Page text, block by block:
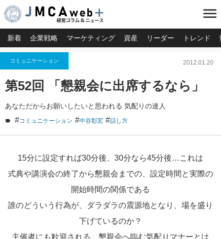
menu
新着 企業戦略 マーケティング 資産 リーダー トレンド
コミュニケーション 2012.01.20
第52回 「懇親会に出席するなら」
あなただからお願いしたいと思われる 気配りの達人
#コミュニケーション #中谷彰宏 #話し方
15分に設定すれば30分後、30分なら45分後…これは
式典や講演会の終了から懇親会までの、設定時間と実際の
開始時間の関係である
誰のどういう行為が、ダラダラの震源地となり、場を盛り
下げているのか？
主催者にも歓迎される、懇親会へ臨む気配りマナーとは